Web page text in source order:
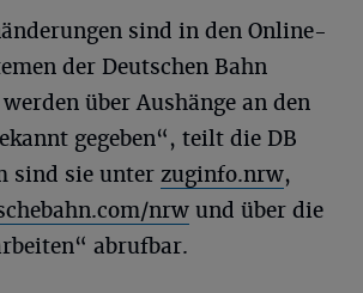
sind in den Online-
der Deutschen Bahn
über Aushänge an den
gegeben“, teilt die DB
sind sie unter zuginfo.nrw,
nrw und über die
abrufbar.